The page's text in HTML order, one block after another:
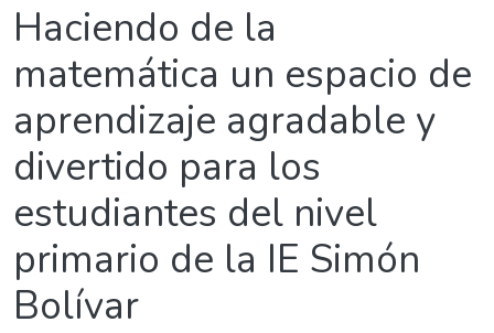
Haciendo de la
matemática un espacio de
aprendizaje agradable y
divertido para los
estudiantes del nivel
primario de la IE Simón
Bolívar